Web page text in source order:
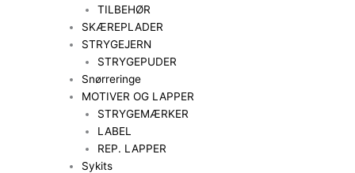
TILBEHØR
SKÆREPLADER
STRYGEJERN
STRYGEPUDER
Snørreringe
MOTIVER OG LAPPER
STRYGEMÆRKER
LABEL
REP. LAPPER
Sykits